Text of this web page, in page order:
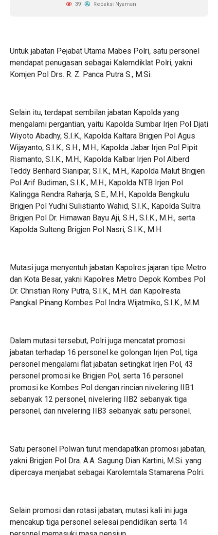
39 Redaksi Nyaman
Untuk jabatan Pejabat Utama Mabes Polri, satu personel
mendapat penugasan sebagai Kalemdiklat Polri, yakni
Komjen Pol Drs. R. Z. Panca Putra S., M.Si.
Selain itu, terdapat sembilan jabatan Kapolda yang
mengalami pergantian, yaitu Kapolda Sumbar Irjen Pol Djati
Wiyoto Abadhy, S.I.K., Kapolda Kaltara Brigjen Pol Agus
Wijayanto, S.I.K., S.H., M.H., Kapolda Jabar Irjen Pol Pipit
Rismanto, S.I.K., M.H., Kapolda Kalbar Irjen Pol Alberd
Teddy Benhard Sianipar, S.I.K., M.H., Kapolda Malut Brigjen
Pol Arif Budiman, S.I.K., M.H., Kapolda NTB Irjen Pol
Kalingga Rendra Raharja, S.E., M.H., Kapolda Bengkulu
Brigjen Pol Yudhi Sulistianto Wahid, S.I.K., Kapolda Sultra
Brigjen Pol Dr. Himawan Bayu Aji, S.H., S.I.K., M.H., serta
Kapolda Sulteng Brigjen Pol Nasri, S.I.K., M.H.
Mutasi juga menyentuh jabatan Kapolres jajaran tipe Metro
dan Kota Besar, yakni Kapolres Metro Depok Kombes Pol
Dr. Christian Rony Putra, S.I.K., M.H. dan Kapolresta
Pangkal Pinang Kombes Pol Indra Wijatmiko, S.I.K., M.M.
Dalam mutasi tersebut, Polri juga mencatat promosi
jabatan terhadap 16 personel ke golongan Irjen Pol, tiga
personel mengalami flat jabatan setingkat Irjen Pol, 43
personel promosi ke Brigjen Pol, serta 16 personel
promosi ke Kombes Pol dengan rincian nivelering IIB1
sebanyak 12 personel, nivelering IIB2 sebanyak tiga
personel, dan nivelering IIB3 sebanyak satu personel.
Satu personel Polwan turut mendapatkan promosi jabatan,
yakni Brigjen Pol Dra. A.A. Sagung Dian Kartini, M.Si. yang
dipercaya menjabat sebagai Karolemtala Stamarena Polri.
Selain promosi dan rotasi jabatan, mutasi kali ini juga
mencakup tiga personel selesai pendidikan serta 14